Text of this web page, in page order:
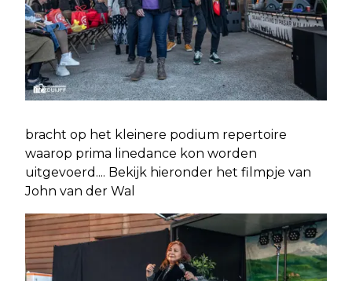
bracht op het kleinere podium repertoire
waarop prima linedance kon worden
uitgevoerd.... Bekijk hieronder het filmpje van
John van der Wal